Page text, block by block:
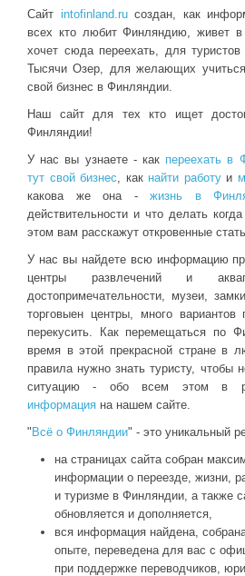
Сайт intofinland.ruсоздан, как
всех кто любит Финляндию, живет
хочет сюда переехать, для
Тысячи Озер, для желающих
свой бизнес в Финляндии.
Наш сайт для тех кто ищет
Финляндии!
У нас вы узнаете - как переехать в
тут свой бизнес, как найти работуи
какова же она -жизнь в
действительности и что делать
этом вам расскажут откровенные
У нас вы найдете всю информацию
центры развлечений и
достопримечательности, музеи,
торговыен центры, много вариантов
перекусить. Как перемещаться по
время в этой прекрасной стране в
правила нужно знать туристу, чтобы
ситуацию - обо всем этом в
информация на нашем сайте.
" Всё о Финляндии" - это уникальный
на страницах сайта собран
информации о переезде, жизни,
и туризме в Финляндии, а также
обновляется и дополняется,
вся информация найдена,
опыте, переведена для вас с
при поддержке переводчиков,